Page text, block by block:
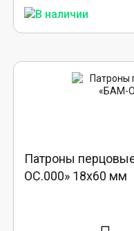
Патроны
ОС.000» 18х60 мм